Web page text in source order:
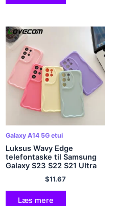
Galaxy A14 5G etui
Luksus Wavy Edge
telefontaske til Samsung
Galaxy S23 S22 S21 Ultra
Plus S20 FE A54 A34 A14
A52 A53 A23 A24 Candy
Color Blødt cover
$11.67
Læs mere